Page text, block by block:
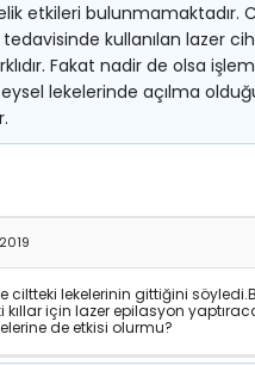
etkileri bulunmamaktadır.
kullanılan lazer
Fakat nadir de olsa
lekelerinde açılma
ciltteki lekelerinin gittiğini
için lazer epilasyon
de etkisi olurmu?